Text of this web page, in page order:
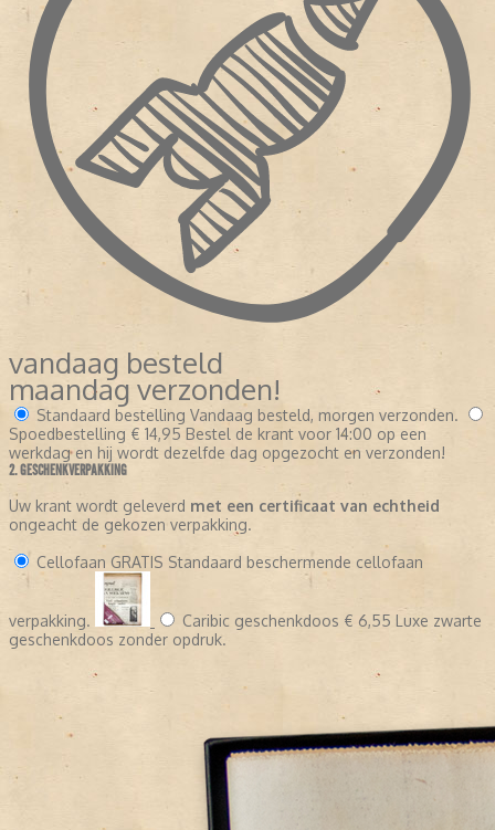
vandaag besteld
maandag verzonden!
Standaard bestelling Vandaag besteld, morgen verzonden.
Spoedbestelling € 14,95 Bestel de krant voor 14:00 op een
werkdag en hij wordt dezelfde dag opgezocht en verzonden!
2. GESCHENKVERPAKKING
Uw krant wordt geleverd met een certificaat van echtheid
ongeacht de gekozen verpakking.
Cellofaan GRATIS Standaard beschermende cellofaan
verpakking. Caribic geschenkdoos € 6,55 Luxe zwarte
geschenkdoos zonder opdruk.